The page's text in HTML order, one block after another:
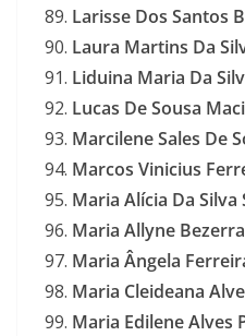
Larisse Dos Santos
Laura Martins Da
Liduina Maria Da
Lucas De Sousa
Marcilene Sales De
Marcos Vinicius
Maria Alícia Da Silva
Maria Allyne
Maria Ângela
Maria Cleideana
Maria Edilene Alves